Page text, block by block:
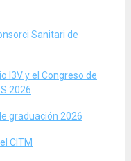
Sanitari de
I3V y el Congreso de
2026
graduación 2026
CITM